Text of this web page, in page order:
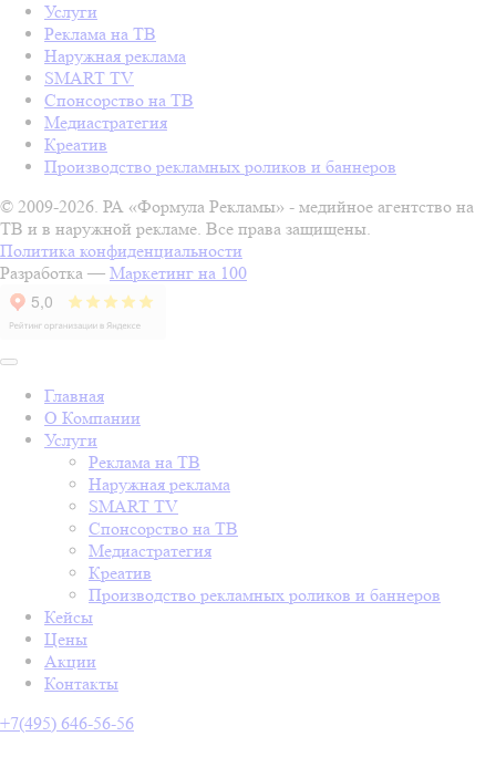
Услуги
Реклама на ТВ
Наружная реклама
SMART TV
Спонсорство на ТВ
Медиастратегия
Креатив
Производство рекламных роликов и баннеров
© 2009-2026. РА «Формула Рекламы» - медийное агентство на
ТВ и в наружной рекламе. Все права защищены.
Политика конфиденциальности
Разработка — Маркетинг на 100
Главная
О Компании
Услуги
Реклама на ТВ
Наружная реклама
SMART TV
Спонсорство на ТВ
Медиастратегия
Креатив
Производство рекламных роликов и баннеров
Кейсы
Цены
Акции
Контакты
+7(495) 646-56-56